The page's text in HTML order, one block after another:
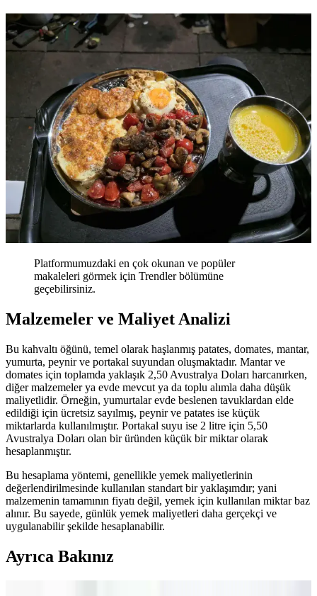
Platformumuzdaki en çok okunan ve popüler
makaleleri görmek için Trendler bölümüne
geçebilirsiniz.
Malzemeler ve Maliyet Analizi
Bu kahvaltı öğünü, temel olarak haşlanmış patates, domates, mantar,
yumurta, peynir ve portakal suyundan oluşmaktadır. Mantar ve
domates için toplamda yaklaşık 2,50 Avustralya Doları harcanırken,
diğer malzemeler ya evde mevcut ya da toplu alımla daha düşük
maliyetlidir. Örneğin, yumurtalar evde beslenen tavuklardan elde
edildiği için ücretsiz sayılmış, peynir ve patates ise küçük
miktarlarda kullanılmıştır. Portakal suyu ise 2 litre için 5,50
Avustralya Doları olan bir üründen küçük bir miktar olarak
hesaplanmıştır.
Bu hesaplama yöntemi, genellikle yemek maliyetlerinin
değerlendirilmesinde kullanılan standart bir yaklaşımdır; yani
malzemenin tamamının fiyatı değil, yemek için kullanılan miktar baz
alınır. Bu sayede, günlük yemek maliyetleri daha gerçekçi ve
uygulanabilir şekilde hesaplanabilir.
Ayrıca Bakınız